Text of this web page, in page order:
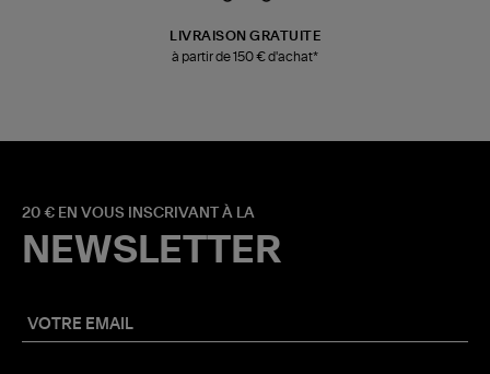
LIVRAISON GRATUITE
à partir de 150 € d'achat*
20 € EN VOUS INSCRIVANT À LA
NEWSLETTER